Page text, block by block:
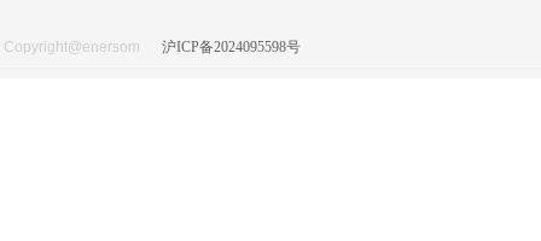
Copyright@enersom 沪ICP备2024095598号